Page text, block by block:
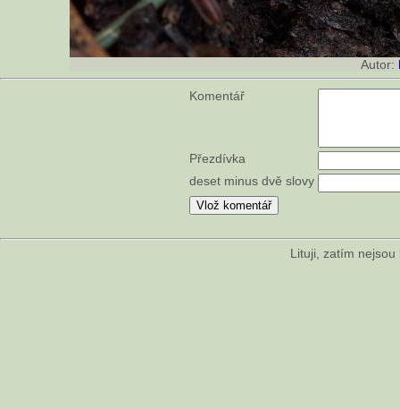
Autor:
Komentář
Přezdívka
deset minus dvě slovy
Lituji, zatím